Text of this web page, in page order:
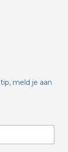
meld je aan